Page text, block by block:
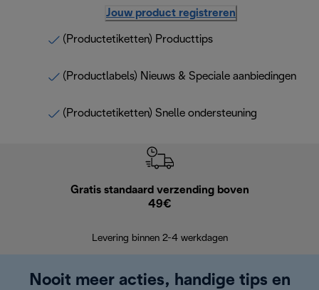
Jouw product registreren
(Productetiketten) Producttips
(Productlabels) Nieuws & Speciale aanbiedingen
(Productetiketten) Snelle ondersteuning
Gratis standaard verzending boven
49€
Levering binnen 2-4 werkdagen
Nooit meer acties, handige tips en